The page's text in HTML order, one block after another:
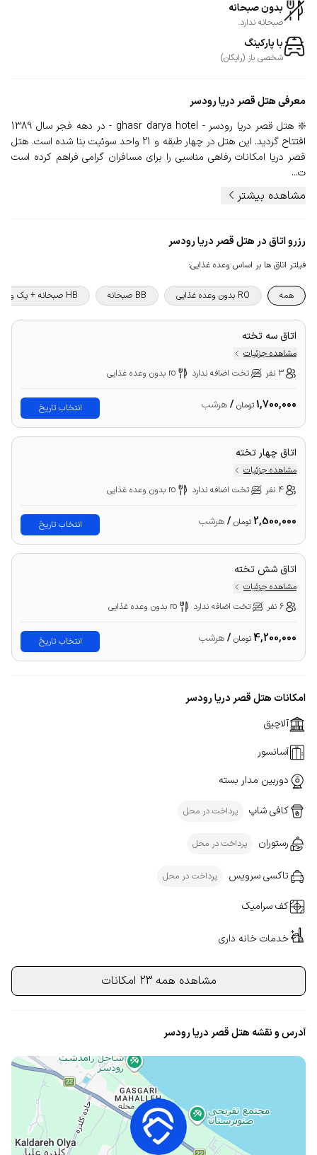
بدون صبحانه
صبحانه ندارد.
با پارکینگ
شخصی باز (رایگان)
معرفیهتل قصر دریا رودسر
❇️ هتل قصر دریا رودسر - ghasr darya hotel - در دهه فجر سال 1389
افتتاح گردید. این هتل در چهار طبقه و 21 واحد سوئیت بنا شده است. هتل
قصر دریا امکانات رفاهی مناسبی را برای مسافران گرامی فراهم کرده است
ت...
مشاهده بیشتر
رزرو اتاق در هتل قصر دریا رودسر
فیلتر اتاق ها بر اساس وعده غذایی:
همه RO بدون وعده غذایی BB صبحانه HB صبحانه + یک وعده غذا
اتاق سه تخته
مشاهده جزئیات
3 نفر
تخت اضافه ندارد ro بدون وعده غذایی
1,700,000تومان /هرشب انتخاب تاریخ
اتاق چهار تخته
مشاهده جزئیات
4 نفر
تخت اضافه ندارد ro بدون وعده غذایی
2,500,000تومان /هرشب انتخاب تاریخ
اتاق شش تخته
مشاهده جزئیات
6 نفر
تخت اضافه ندارد ro بدون وعده غذایی
4,200,000تومان /هرشب انتخاب تاریخ
امکانات هتل قصر دریا رودسر
آلاچیق
آسانسور
دوربین مدار بسته
کافی شاپ پرداخت در محل
رستوران پرداخت در محل
تاکسی سرویس پرداخت در محل
کف سرامیک
خدمات خانه داری
مشاهده همه 23 امکانات
آدرس و نقشه هتل قصر دریا رودسر